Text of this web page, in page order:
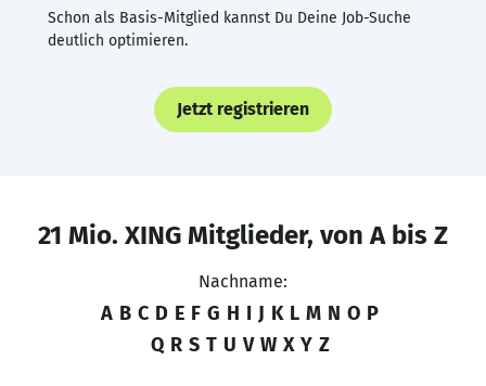
Schon als Basis-Mitglied kannst Du Deine Job-Suche
deutlich optimieren.
Jetzt registrieren
21 Mio. XING Mitglieder, von A bis Z
Nachname:
A B C D E F G H I J K L M N O P
Q R S T U V W X Y Z